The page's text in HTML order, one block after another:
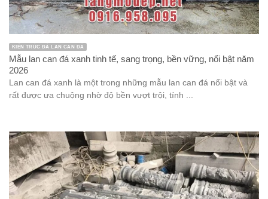
KIẾN TRÚC ĐÁ LAN CAN ĐÁ
Mẫu lan can đá xanh tinh tế, sang trọng, bền vững, nổi bật năm
2026
Lan can đá xanh là một trong những mẫu lan can đá nổi bật và
rất được ưa chuộng nhờ độ bền vượt trội, tính ...